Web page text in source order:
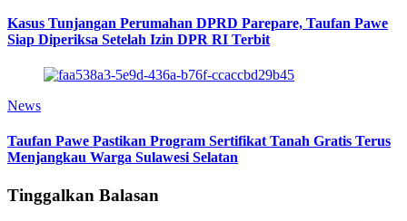
Kasus Tunjangan Perumahan DPRD Parepare, Taufan Pawe
Siap Diperiksa Setelah Izin DPR RI Terbit
News
Taufan Pawe Pastikan Program Sertifikat Tanah Gratis Terus
Menjangkau Warga Sulawesi Selatan
Tinggalkan Balasan